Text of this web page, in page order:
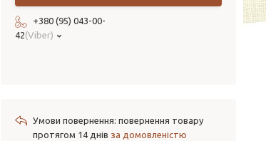
+380 (95) 043-00-
42 Viber
повернення товару
протягом 14 днів за домовленістю